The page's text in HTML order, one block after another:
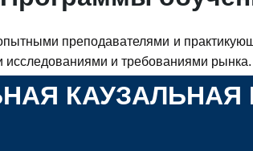
преподавателями и
исследованиями и требованиями рынка.